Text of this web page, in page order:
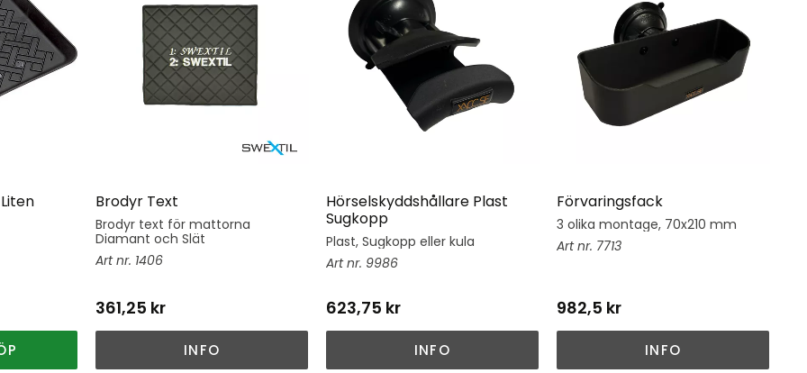
Brodyr Text
Brodyr text för mattorna
Diamant och Slät
1406
361,25 kr
INFO
Hörselskyddshållare Plast
Sugkopp
Plast, Sugkopp eller kula
9986
623,75 kr
INFO
Förvaringsfack
3 olika montage, 70x210 mm
7713
982,5 kr
INFO